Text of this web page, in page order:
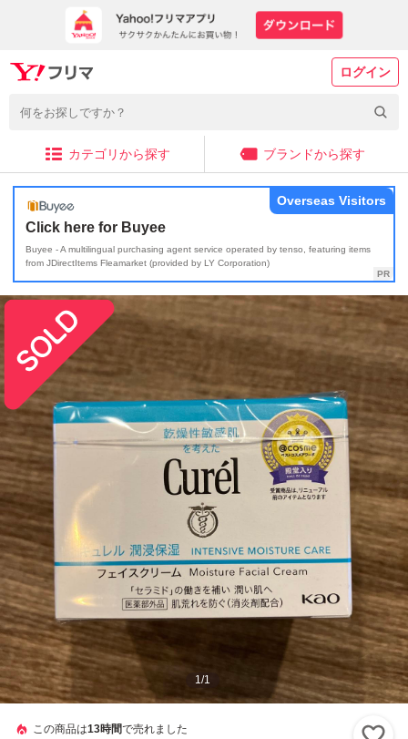
ログイン
カテゴリから探す ブランドから探す
Click here for Buyee
Buyee - A multilingual purchasing agent service operated by tenso, featuring items
from JDirectItems Fleamarket (provided by LY Corporation)
Overseas Visitors
1/1
この商品は13時間で売れました